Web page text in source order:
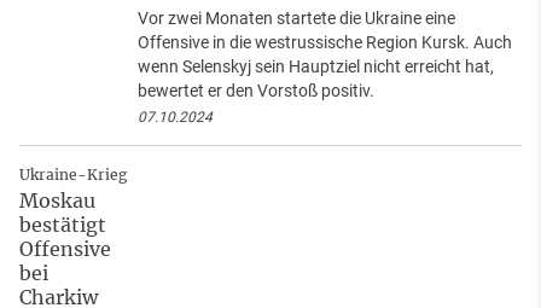
Vor zwei Monaten startete die Ukraine eine
Offensive in die westrussische Region Kursk. Auch
wenn Selenskyj sein Hauptziel nicht erreicht hat,
bewertet er den Vorstoß positiv.
07.10.2024
Ukraine-Krieg
Moskau
bestätigt
Offensive
bei
Charkiw